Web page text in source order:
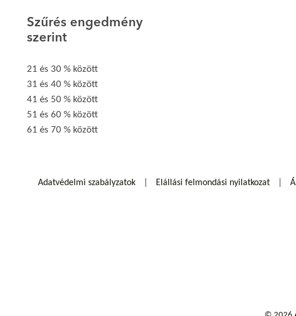
Szűrés engedmény
szerint
21 és 30 % között
31 és 40 % között
41 és 50 % között
51 és 60 % között
61 és 70 % között
Adatvédelmi szabályzatok Elállási felmondási nyilatkozat